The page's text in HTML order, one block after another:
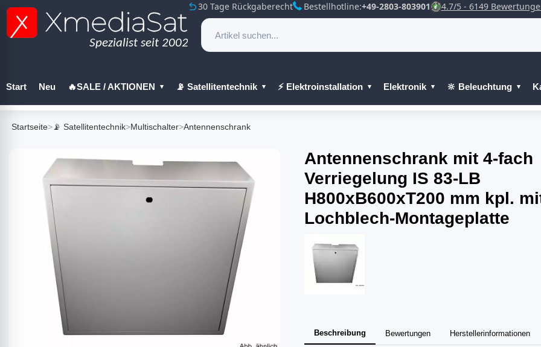
30 Tage Rückgaberecht Bestellhotline:+49-2803-803901 4.7/5 - 6149
Start Neu 🔥SALE / AKTIONEN 📡 Satellitentechnik ⚡ Elektroinstallation Elektronik 🔆 Beleuchtung
🔧 Werkzeug
Startseite>📡 Satellitentechnik>Multischalter>Antennenschrank
Antennenschrank mit 4-fach
Verriegelung IS 83-LB
H800xB600xT200 mm kpl.
Lochblech-Montageplatte
Beschreibung Bewertungen Herstellerinformationen